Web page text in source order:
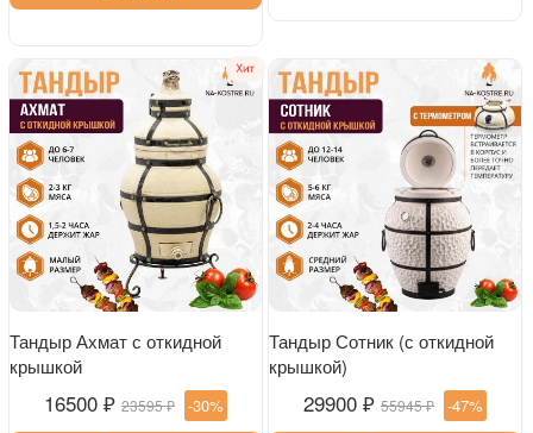
Тандыр Ахмат с откидной
крышкой
16500 ₽ 23595 ₽ -30%
Тандыр Сотник (с откидной
крышкой)
29900 ₽ 55945 ₽ -47%